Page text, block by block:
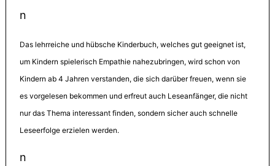
n
Das lehrreiche und hübsche Kinderbuch, welches gut geeignet ist,
um Kindern spielerisch Empathie nahezubringen, wird schon von
Kindern ab 4 Jahren verstanden, die sich darüber freuen, wenn sie
es vorgelesen bekommen und erfreut auch Leseanfänger, die nicht
nur das Thema interessant finden, sondern sicher auch schnelle
Leseerfolge erzielen werden.
n